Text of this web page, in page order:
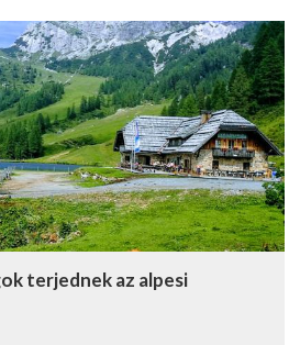
terjednek az alpesi